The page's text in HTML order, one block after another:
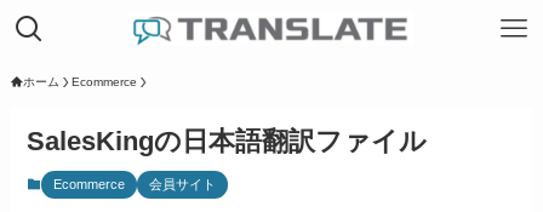
ホーム Ecommerce
SalesKingの日本語翻訳ファイル
Ecommerce 会員サイト